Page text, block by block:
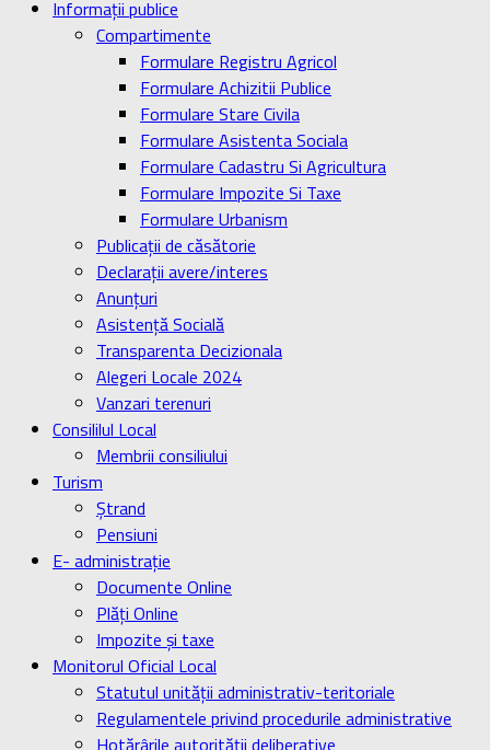
Informaţii publice
Compartimente
Formulare Registru Agricol
Formulare Achizitii Publice
Formulare Stare Civila
Formulare Asistenta Sociala
Formulare Cadastru Si Agricultura
Formulare Impozite Si Taxe
Formulare Urbanism
Publicaţii de căsătorie
Declaraţii avere/interes
Anunţuri
Asistenţă Socială
Transparenta Decizionala
Alegeri Locale 2024
Vanzari terenuri
Consililul Local
Membrii consiliului
Turism
Ştrand
Pensiuni
E- administrație
Documente Online
Plăți Online
Impozite și taxe
Monitorul Oficial Local
Statutul unității administrativ-teritoriale
Regulamentele privind procedurile administrative
Hotărârile autorității deliberative